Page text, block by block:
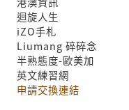
迴旋人生
iZO手札
Liumang 碎碎念
半熟態度-歐美加
英文練習網
申請交換連結